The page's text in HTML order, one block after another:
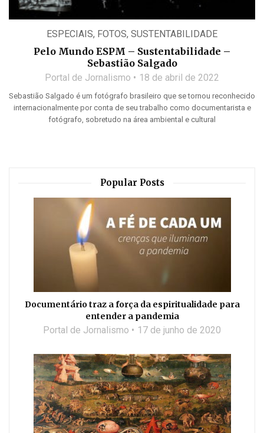
ESPECIAIS, FOTOS, SUSTENTABILIDADE
Pelo Mundo ESPM – Sustentabilidade –
Sebastião Salgado
Portal de Jornalismo 18 de abril de 2022
Sebastião Salgado é um fotógrafo brasileiro que se tornou reconhecido
internacionalmente por conta de seu trabalho como documentarista e
fotógrafo, sobretudo na área ambiental e cultural
Popular Posts
Documentário traz a força da espiritualidade para
entender a pandemia
Portal de Jornalismo 17 de junho de 2020